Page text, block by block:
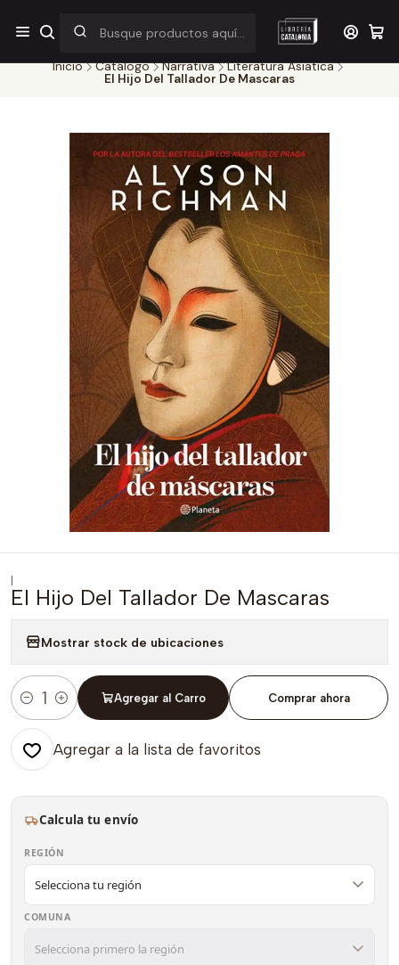
¡Por pocos días! Despacho a $1.000 en RM por compras sobre
$38.000
Inicio Catálogo Narrativa
Literatura Asiatica
El Hijo Del Tallador De Mascaras
|
El Hijo Del Tallador De Mascaras
Mostrar stock de ubicaciones
Cantidad
Agregar al Carro Comprar ahora
Agregar a la lista de favoritos
Calcula tu envío
REGIÓN
COMUNA